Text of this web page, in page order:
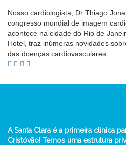
Nosso cardiologista, Dr Thiago
congresso mundial de imagem
acontece na cidade do Rio de
Hotel, traz inúmeras novidades
das doenças cardiovasculares.
A Santa Clara é a primeira clínica
Cristóvão! Temos uma estrutura